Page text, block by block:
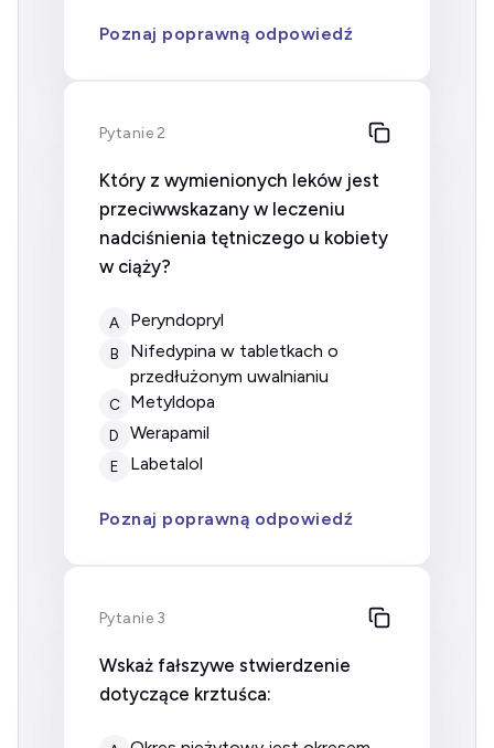
Poznaj poprawną odpowiedź
Pytanie 2
Który z wymienionych leków jest
przeciwwskazany w leczeniu
nadciśnienia tętniczego u kobiety
w ciąży?
A peryndopryl
B
nifedypina w tabletkach o
przedłużonym uwalnianiu
C metyldopa
D werapamil
E labetalol
Poznaj poprawną odpowiedź
Pytanie 3
Wskaż fałszywe stwierdzenie
dotyczące krztuśca: